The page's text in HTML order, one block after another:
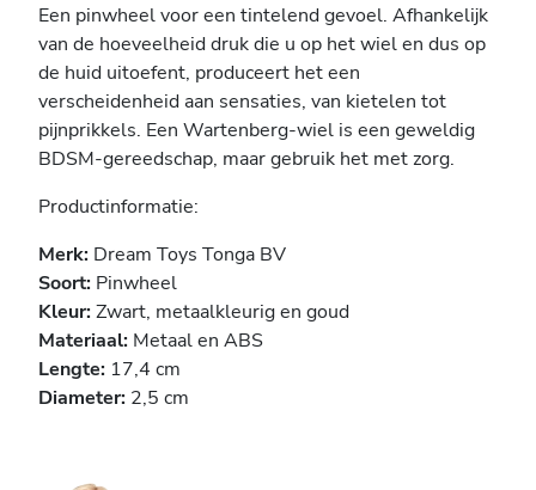
Een pinwheel voor een tintelend gevoel. Afhankelijk
van de hoeveelheid druk die u op het wiel en dus op
de huid uitoefent, produceert het een
verscheidenheid aan sensaties, van kietelen tot
pijnprikkels. Een Wartenberg-wiel is een geweldig
BDSM-gereedschap, maar gebruik het met zorg.
Productinformatie:
Merk: Dream Toys Tonga BV
Soort: Pinwheel
Kleur:Zwart, metaalkleurig en goud
Materiaal: Metaal en ABS
Lengte: 17,4 cm
Diameter: 2,5 cm